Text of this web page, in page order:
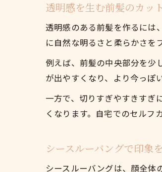
透明感を生む前髪のカッ
透明感のある前髪を作るには
に自然な明るさと柔らかさを
例えば、前髪の中央部分を少
が出やすくなり、より今っぽ
一方で、切りすぎやすきすぎ
くなります。自宅でのセルフ
シースルーバングで印象
シースルーバングは、顔全体